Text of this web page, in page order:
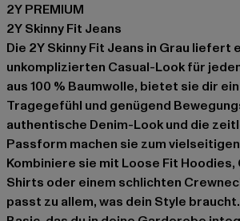
2Y PREMIUM
2Y Skinny Fit Jeans
Die 2Y Skinny Fit Jeans in Grau liefert
unkomplizierten Casual-Look für
aus 100 % Baumwolle, bietet sie dir
Tragegefühl und genügend
authentische Denim-Look und die
Passform machen sie zum
Kombiniere sie mit Loose Fit
Shirts oder einem schlichten
passt zu allem, was dein Style